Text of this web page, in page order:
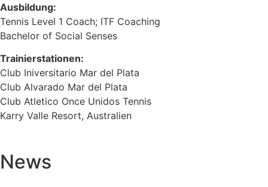
Ausbildung:
Tennis Level 1 Coach; ITF Coaching
Bachelor of Social Senses
Trainierstationen:
Club Iniversitario Mar del Plata
Club Alvarado Mar del Plata
Club Atletico Once Unidos Tennis
Karry Valle Resort, Australien
News